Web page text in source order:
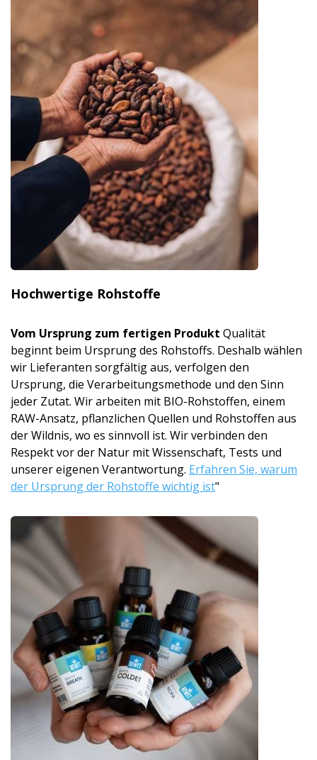
Hochwertige Rohstoffe
Vom Ursprung zum fertigen Produkt Qualität
beginnt beim Ursprung des Rohstoffs. Deshalb wählen
wir Lieferanten sorgfältig aus, verfolgen den
Ursprung, die Verarbeitungsmet­hode und den Sinn
jeder Zutat. Wir arbeiten mit BIO-Rohstoffen, einem
RAW-Ansatz, pflanzlichen Quellen und Rohstoffen aus
der Wildnis, wo es sinnvoll ist. Wir verbinden den
Respekt vor der Natur mit Wissenschaft, Tests und
unserer eigenen Verantwortung. Erfahren Sie, warum
der Ursprung der Rohstoffe wichtig ist"